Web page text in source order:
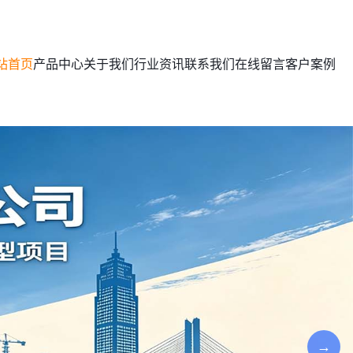
首页产品中心关于我们 行业资讯联系我们 在线留言客户案例
→